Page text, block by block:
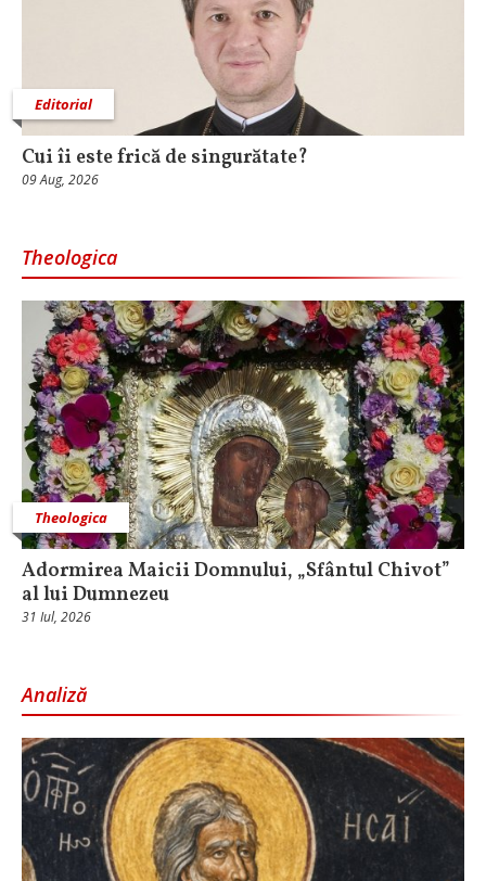
Editorial
Cui îi este frică de singurătate?
09 Aug, 2026
Theologica
Theologica
Adormirea Maicii Domnului, „Sfântul Chivot”
al lui Dumnezeu
31 Iul, 2026
Analiză